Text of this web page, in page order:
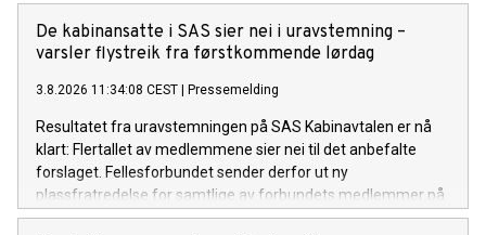
De kabinansatte i SAS sier nei i uravstemning –
varsler flystreik fra førstkommende lørdag
3.8.2026 11:34:08 CEST Pressemelding
Resultatet fra uravstemningen på SAS Kabinavtalen er nå
klart: Flertallet av medlemmene sier nei til det anbefalte
forslaget. Fellesforbundet sender derfor ut ny
plassfratredelse for samtlige av forbundets medlemmer på
SAS Kabinavtalen.